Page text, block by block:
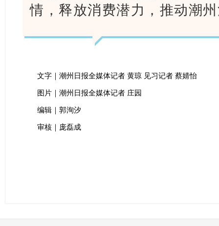
情，释放消费潜力，推动潮
文字｜潮州日报全媒体记者 黄琼 见习记者 蔡婧怡
图片｜潮州日报全媒体记者 庄园
编辑｜郭洵汐
审核｜庞磊成